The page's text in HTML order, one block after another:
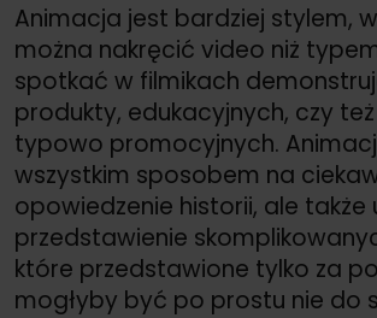
Animacja jest bardziej stylem,
można nakręcić video niż
spotkać w filmikach
produkty, edukacyjnych, czy
typowo promocyjnych.
wszystkim sposobem na
opowiedzenie historii, ale także
przedstawienie
które przedstawione tylko za
mogłyby być po prostu nie do